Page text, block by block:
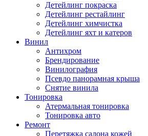
Детейлинг покраска
Детейлинг рестайлинг
Детейлинг химчистка
Детейлинг яхт и катеров
Винил
Антихром
Брендирование
Винилография
Псевдо панорамная крыша
Снятие винила
Тонировка
Атермальная тонировка
Тонировка авто
Ремонт
Перетяжка салона кожей